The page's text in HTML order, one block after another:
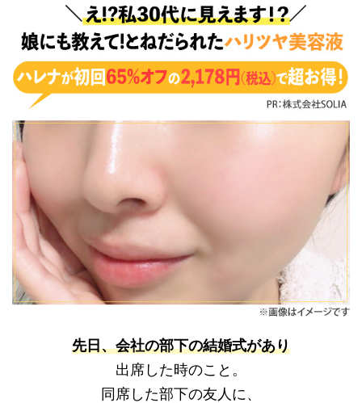
先日、会社の部下の結婚式があり
出席した時のこと。
同席した部下の友人に、